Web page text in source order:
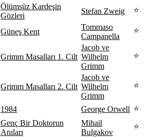
Ölümsüz Kardeşin
Gözleri
Stefan Zweig ⭐
Güneş Kent
Tommaso
Campanella
⭐
Grimm Masalları 1. Cilt
Jacob ve
Wilhelm
Grimm
⭐
Grimm Masalları 2. Cilt
Jacob ve
Wilhelm
Grimm
⭐
1984 George Orwell ⭐
Genç Bir Doktorun
Anıları
Mihail
Bulgakov
⭐